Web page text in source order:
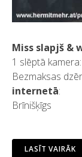
Miss slapjš &
1 slēptā
Bezmaksas
internetā:
Brīnišķīgs
LASĪT VAIRĀK